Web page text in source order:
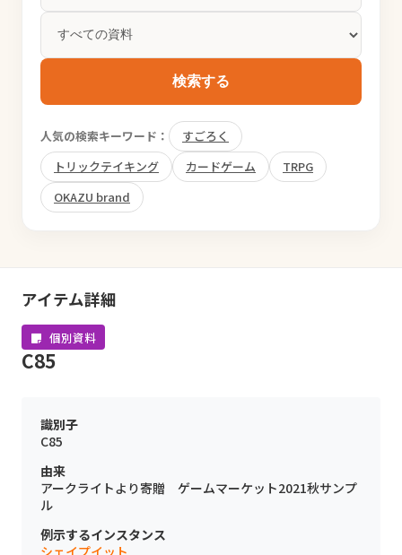
検索する
人気の検索キーワード：
すごろく
トリックテイキング
カードゲーム
TRPG
OKAZU brand
アイテム詳細
個別資料
C85
識別子
C85
由来
アークライトより寄贈 ゲームマーケット2021秋サンプ
ル
例示するインスタンス
シェイプイット